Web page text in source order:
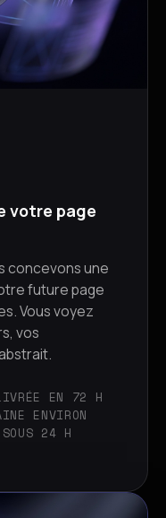
votre page
concevons une
future page
Vous voyez
vos
EN 72 H
ENVIRON
SOUS 24 H